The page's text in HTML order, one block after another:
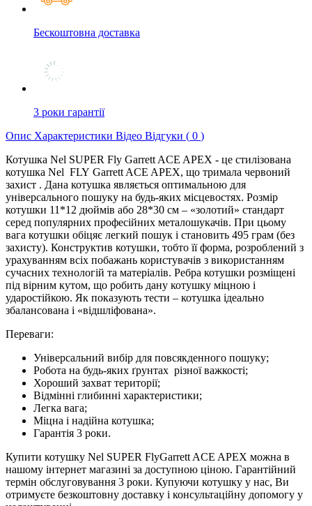
Бескоштовна доставка
3 роки гарантії
Опис Характеристики Відео Відгуки ( 0 )
Котушка Nel SUPER Fly Garrett ACE APEX - це стилізована
котушка Nel FLY Garrett ACE APEX, що тримала червоний
захист . Дана котушка являється оптимальною для
універсального пошуку на будь-яких місцевостях. Розмір
котушки 11*12 дюймів або 28*30 см – «золотий» стандарт
серед популярних професійних металошукачів. При цьому
вага котушки обіцяє легкий пошук і становить 495 грам (без
захисту). Конструктив котушки, тобто її форма, розроблений з
урахуванням всіх побажань користувачів з використанням
сучасних технологій та матеріалів. Ребра котушки розміщені
під вірним кутом, що робить дану котушку міцною і
ударостійкою. Як показують тести – котушка ідеально
збалансована і «відшліфована».
Переваги:
Універсальний вибір для повсякденного пошуку;
Робота на будь-яких ґрунтах різної важкості;
Хороший захват території;
Відмінні глибинні характеристики;
Легка вага;
Міцна і надійна котушка;
Гарантія 3 роки.
Купити котушку Nel SUPER FlyGarrett ACE APEX можна в
нашому інтернет магазині за доступною ціною. Гарантійний
термін обслуговування 3 роки. Купуючи котушку у нас, Ви
отримуєте безкоштовну доставку і консультаційну допомогу у